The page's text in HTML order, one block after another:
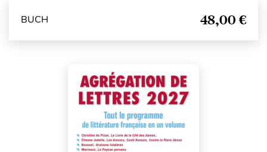
BUCH 48,00 €